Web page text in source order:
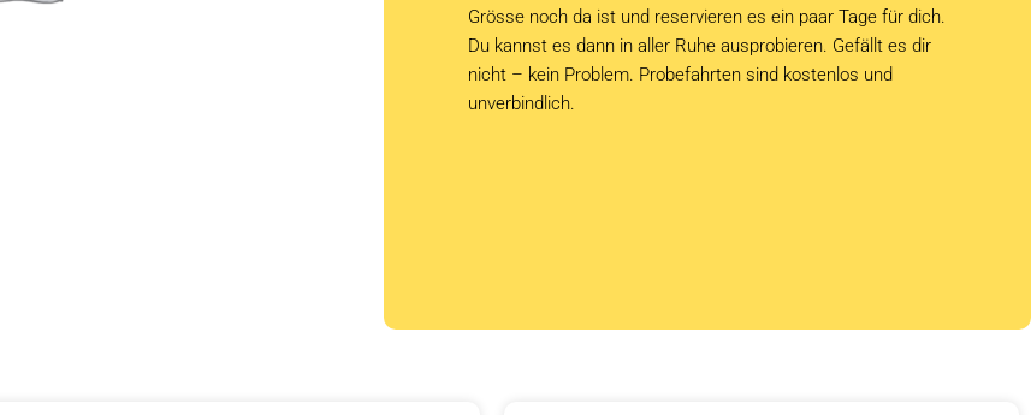
Grösse noch da ist und reservieren es ein paar Tage für dich.
Du kannst es dann in aller Ruhe ausprobieren. Gefällt es dir
nicht – kein Problem. Probefahrten sind kostenlos und
unverbindlich.